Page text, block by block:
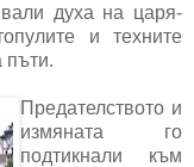
духа на царя-
и техните
пъти.
Предателството и
измяната го
подтикнали към